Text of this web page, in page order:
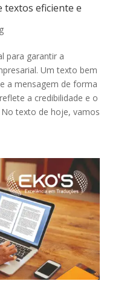
textos eficiente e
para garantir a
Um texto bem
a mensagem de forma
a credibilidade e o
texto de hoje, vamos